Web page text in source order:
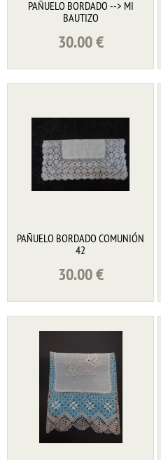
PAÑUELO BORDADO --> MI
BAUTIZO
30.00€
PAÑUELO BORDADO COMUNIÓN
42
30.00€